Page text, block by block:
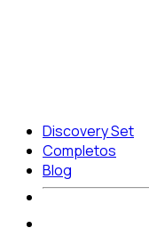
Discovery Set
Completos
Blog